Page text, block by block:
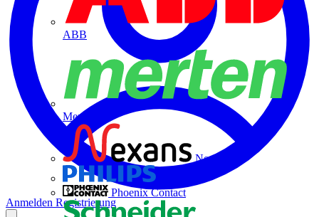
ABB
Merten
Nexans
Phoenix Contact
Anmelden Registrierung